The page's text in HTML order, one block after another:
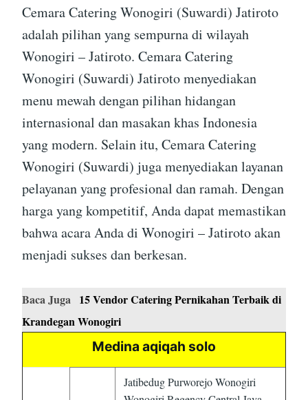
Cemara Catering Wonogiri (Suwardi) Jatiroto
adalah pilihan yang sempurna di wilayah
Wonogiri – Jatiroto. Cemara Catering
Wonogiri (Suwardi) Jatiroto menyediakan
menu mewah dengan pilihan hidangan
internasional dan masakan khas Indonesia
yang modern. Selain itu, Cemara Catering
Wonogiri (Suwardi) juga menyediakan layanan
pelayanan yang profesional dan ramah. Dengan
harga yang kompetitif, Anda dapat memastikan
bahwa acara Anda di Wonogiri – Jatiroto akan
menjadi sukses dan berkesan.
Baca Juga
15 Vendor Catering Pernikahan Terbaik di
Krandegan Wonogiri
Medina aqiqah solo
Jatibedug Purworejo Wonogiri